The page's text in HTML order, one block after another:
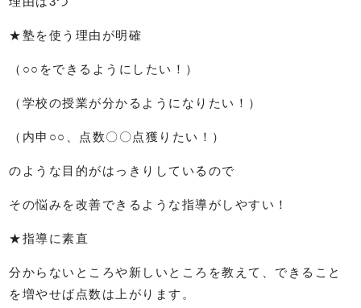
★塾を使う理由が明確
（○○をできるようにしたい！）
（学校の授業が分かるようになりたい！）
（内申○○、点数〇〇点獲りたい！）
のような目的がはっきりしているので
その悩みを改善できるような指導がしやすい！
★指導に素直
分からないところや新しいところを教えて、できること
を増やせば点数は上がります。